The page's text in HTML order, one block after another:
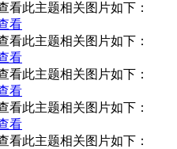
此主题相关图片如下：
此主题相关图片如下：
此主题相关图片如下：
此主题相关图片如下：
此主题相关图片如下：